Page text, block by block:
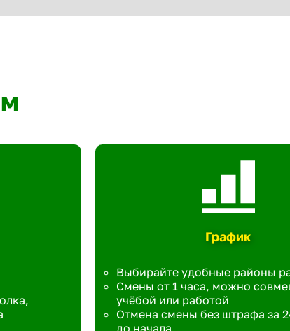
График
Выбирайте удобные районы
Смены от 1 часа, можно
учёбой или работой
Отмена смены без штрафа за
до начала